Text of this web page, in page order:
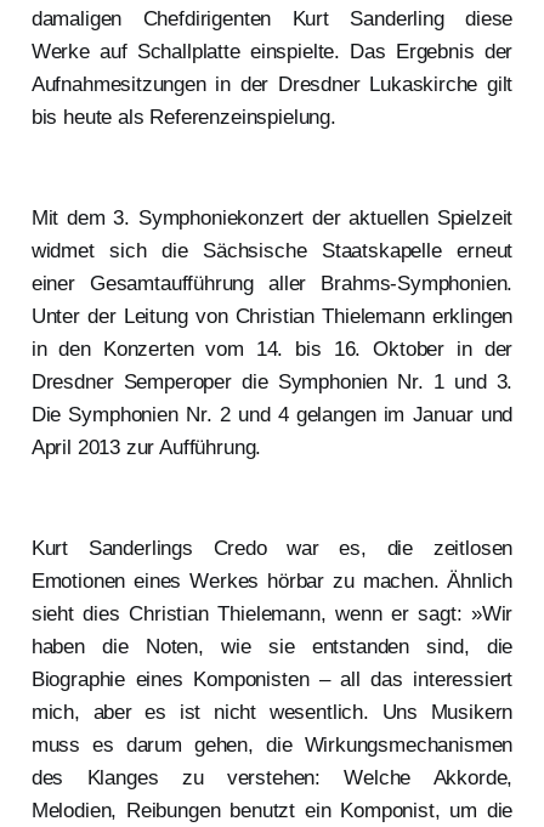
damaligen Chefdirigenten Kurt Sanderling diese
Werke auf Schallplatte einspielte. Das Ergebnis der
Aufnahmesitzungen in der Dresdner Lukaskirche gilt
bis heute als Referenzeinspielung.
Mit dem 3. Symphoniekonzert der aktuellen Spielzeit
widmet sich die Sächsische Staatskapelle erneut
einer Gesamtaufführung aller Brahms-Symphonien.
Unter der Leitung von Christian Thielemann erklingen
in den Konzerten vom 14. bis 16. Oktober in der
Dresdner Semperoper die Symphonien Nr. 1 und 3.
Die Symphonien Nr. 2 und 4 gelangen im Januar und
April 2013 zur Aufführung.
Kurt Sanderlings Credo war es, die zeitlosen
Emotionen eines Werkes hörbar zu machen. Ähnlich
sieht dies Christian Thielemann, wenn er sagt: »Wir
haben die Noten, wie sie entstanden sind, die
Biographie eines Komponisten – all das interessiert
mich, aber es ist nicht wesentlich. Uns Musikern
muss es darum gehen, die Wirkungsmechanismen
des Klanges zu verstehen: Welche Akkorde,
Melodien, Reibungen benutzt ein Komponist, um die